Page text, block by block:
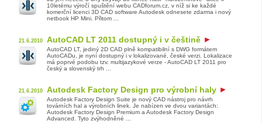
10letému výročí spuštění webu CADforum.cz, v níž si ke každé
komerční licenci 3D CAD software Autodesk odnesete zdarma i nový
netbook HP Mini. Přitom ...
21.6.2010 AutoCAD LT 2011 dostupný i v češtině
AutoCAD LT, jediný 2D CAD plně kompatibilní s DWG formátem
AutoCADu, je nyní dostupný i v lokalizované, české verzi. Lokalizace
má poprvé podobu tzv. multijazykové verze - AutoCAD LT 2011 pro
český a slovenský trh ...
21.6.2010 Autodesk Factory Design pro výrobní haly
Autodesk Factory Design Suite je nový CAD nástroj pro návrh
továrních hal a výrobních linek. Je nabízen ve dvou variantách:
Autodesk Factory Design Premium a Autodesk Factory Design
Advanced. Tyto zvýhodněné ...